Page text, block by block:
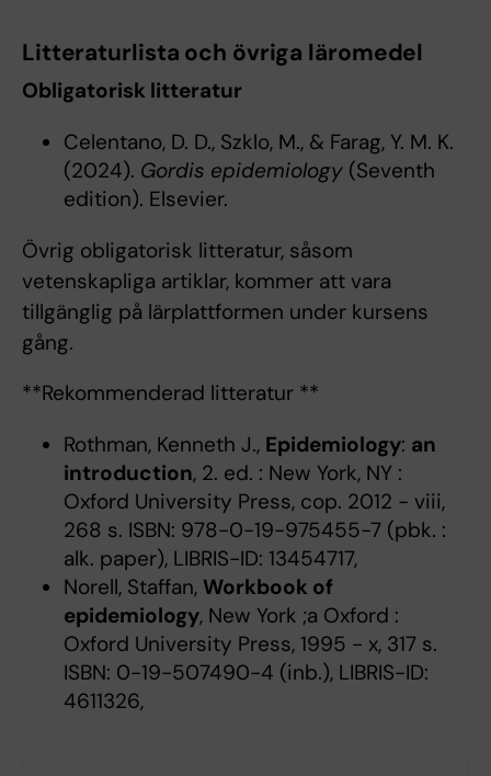
Litteraturlista och övriga läromedel
Obligatorisk litteratur
Celentano, D. D., Szklo, M., & Farag, Y. M. K.
(2024). Gordis epidemiology(Seventh
edition). Elsevier.
Övrig obligatorisk litteratur, såsom
vetenskapliga artiklar, kommer att vara
tillgänglig på lärplattformen under kursens
gång.
**Rekommenderad litteratur **
Rothman, Kenneth J., Epidemiology: an
introduction, 2. ed. : New York, NY :
Oxford University Press, cop. 2012 - viii,
268 s. ISBN: 978-0-19-975455-7 (pbk. :
alk. paper), LIBRIS-ID: 13454717,
Norell, Staffan, Workbook of
epidemiology, New York ;a Oxford :
Oxford University Press, 1995 - x, 317 s.
ISBN: 0-19-507490-4 (inb.), LIBRIS-ID:
4611326,